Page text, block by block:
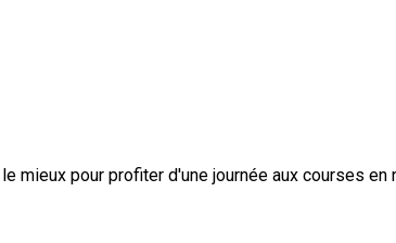
mieux pour profiter d'une journée aux courses en